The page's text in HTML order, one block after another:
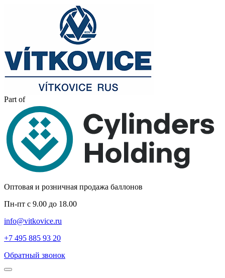
Part of
Оптовая и розничная продажа баллонов
Пн-пт с 9.00 до 18.00
info@vitkovice.ru
+7 495 885 93 20
Обратный звонок